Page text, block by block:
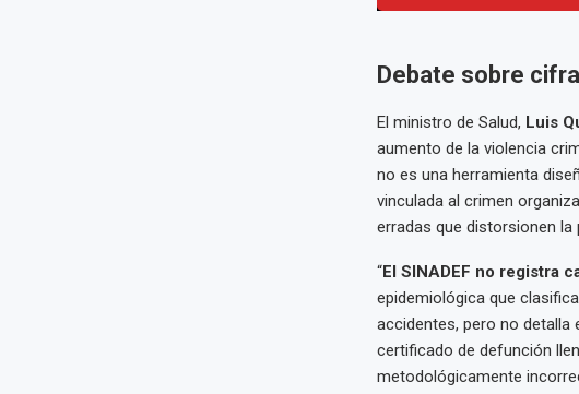
Debate sobre
El ministro de Salud, Luis
aumento de la violencia
no es una herramienta
vinculada al crimen
erradas que distorsionen la
“El SINADEF no registra
epidemiológica que
accidentes, pero no detalla
certificado de defunción
metodológicamente